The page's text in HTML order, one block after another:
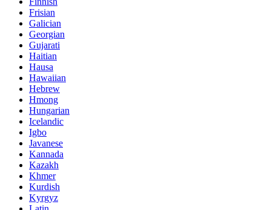
Frisian
Galician
Georgian
Gujarati
Haitian
Hausa
Hawaiian
Hebrew
Hmong
Hungarian
Icelandic
Igbo
Javanese
Kannada
Kazakh
Khmer
Kurdish
Kyrgyz